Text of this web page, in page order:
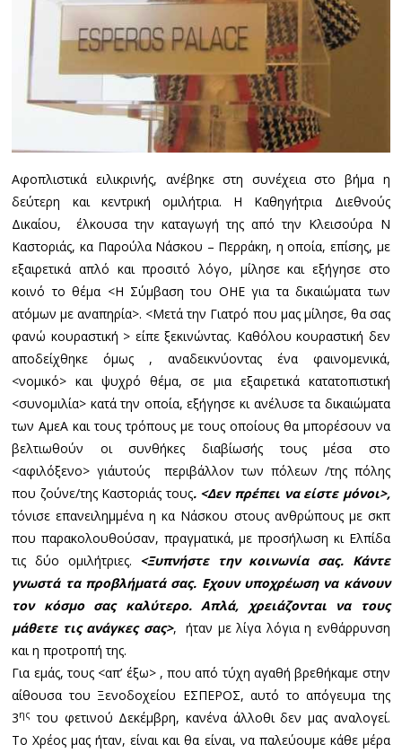
Αφοπλιστικά ειλικρινής, ανέβηκε στη συνέχεια στο βήμα η
δεύτερη και κεντρική ομιλήτρια. Η Καθηγήτρια Διεθνούς
Δικαίου, έλκουσα την καταγωγή της από την Κλεισούρα Ν
Καστοριάς, κα Παρούλα Νάσκου – Περράκη, η οποία, επίσης, με
εξαιρετικά απλό και προσιτό λόγο, μίλησε και εξήγησε στο
κοινό το θέμα <Η Σύμβαση του ΟΗΕ για τα δικαιώματα των
ατόμων με αναπηρία>. <Μετά την Γιατρό που μας μίλησε, θα σας
φανώ κουραστική > είπε ξεκινώντας. Καθόλου κουραστική δεν
αποδείχθηκε όμως , αναδεικνύοντας ένα φαινομενικά,
<νομικό> και ψυχρό θέμα, σε μια εξαιρετικά κατατοπιστική
<συνομιλία> κατά την οποία, εξήγησε κι ανέλυσε τα δικαιώματα
των ΑμεΑ και τους τρόπους με τους οποίους θα μπορέσουν να
βελτιωθούν οι συνθήκες διαβίωσής τους μέσα στο
<αφιλόξενο> γι΄αυτούς περιβάλλον των πόλεων /της πόλης
που ζούνε/της Καστοριάς τους. <Δεν πρέπει να είστε μόνοι>,
τόνισε επανειλημμένα η κα Νάσκου στους ανθρώπους με σκπ
που παρακολουθούσαν, πραγματικά, με προσήλωση κι Ελπίδα
τις δύο ομιλήτριες. <Ξυπνήστε την κοινωνία σας. Κάντε
γνωστά τα προβλήματά σας. Εχουν υποχρέωση να κάνουν
τον κόσμο σας καλύτερο. Απλά, χρειάζονται να τους
μάθετε τις ανάγκες σας>, ήταν με λίγα λόγια η ενθάρρυνση
και η προτροπή της.
Για εμάς, τους <απ’ έξω> , που από τύχη αγαθή βρεθήκαμε στην
αίθουσα του Ξενοδοχείου ΕΣΠΕΡΟΣ, αυτό το απόγευμα της
3ης του φετινού Δεκέμβρη, κανένα άλλοθι δεν μας αναλογεί.
Το Χρέος μας ήταν, είναι και θα είναι, να παλεύουμε κάθε μέρα